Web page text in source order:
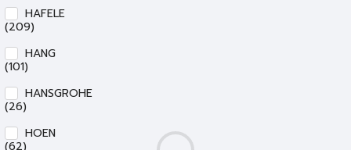
HAFELE
(209)
HANG
(101)
HANSGROHE
(26)
HOEN
(62)